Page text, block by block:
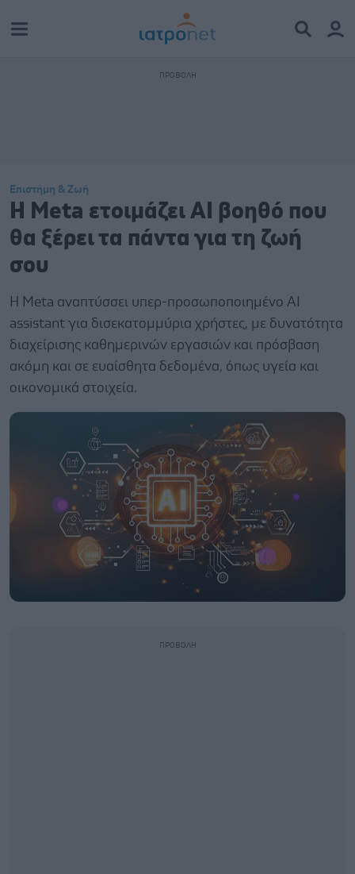
Επιστήμη & Ζωή
Η Meta ετοιμάζει AI βοηθό που
θα ξέρει τα πάντα για τη ζωή
σου
Η Meta αναπτύσσει υπερ-προσωποποιημένο AI
assistant για δισεκατομμύρια χρήστες, με δυνατότητα
διαχείρισης καθημερινών εργασιών και πρόσβαση
ακόμη και σε ευαίσθητα δεδομένα, όπως υγεία και
οικονομικά στοιχεία.